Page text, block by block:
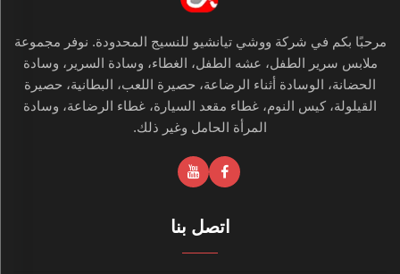
مرحبًا بكم في شركة ووشي تيانشيو للنسيج المحدودة. نوفر مجموعة
ملابس سرير الطفل، عشه الطفل، الغطاء، وسادة السرير، وسادة
الحضانة، الوسادة أثناء الرضاعة، حصيرة اللعب، البطانية، حصيرة
القيلولة، كيس النوم، غطاء مقعد السيارة، غطاء الرضاعة، وسادة
المرأة الحامل وغير ذلك.
اتصل بنا